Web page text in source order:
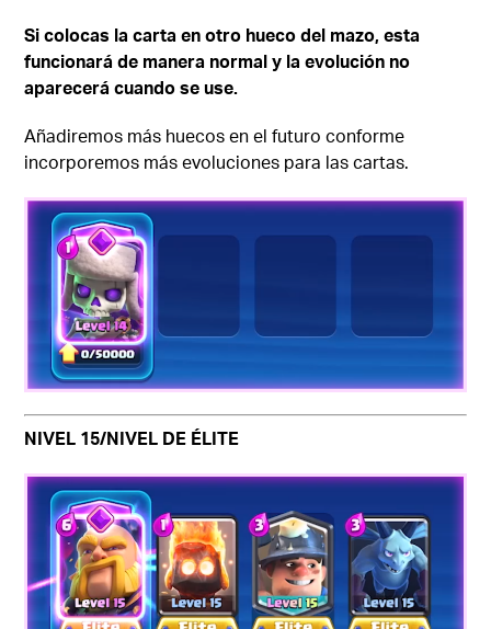
Si colocas la carta en otro hueco del mazo, esta
funcionará de manera normal y la evolución no
aparecerá cuando se use.
Añadiremos más huecos en el futuro conforme
incorporemos más evoluciones para las cartas.
NIVEL 15/NIVEL DE ÉLITE